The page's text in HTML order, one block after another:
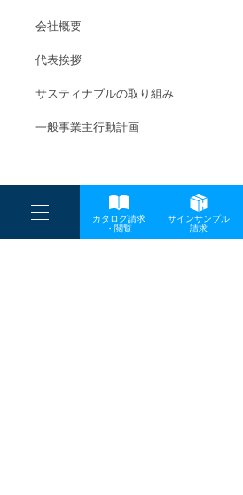
----
----
-
カタログ請求
・閲覧
サインサンプル
請求
会社概要
代表挨拶
サスティナブルの取り組み
一般事業主行動計画